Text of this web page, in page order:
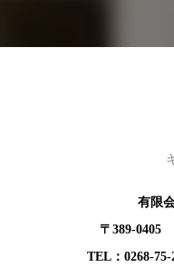
有限
〒389-0405
TEL：0268-